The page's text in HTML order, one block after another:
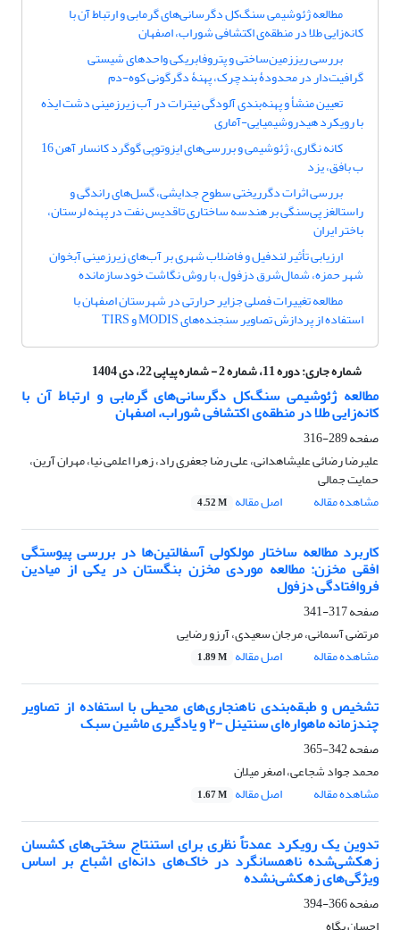
مطالعه ژئوشیمی سنگ‌کل دگرسانی‌های گرمابی و ارتباط آن با
کانه‌زایی طلا در منطقه‌ی اکتشافی شوراب، اصفهان
بررسی ریززمین‌ساختی و پتروفابریکی واحدهای ‌شیستی
گرافیت‌دار در محدودۀ بندچرک، پهنۀ دگرگونی کوه-دم
تعیین منشأ و پهنه‌بندی آلودگی نیترات در آب زیرزمینی دشت ایذه
با رویکرد هیدروشیمیایی-آماری
کانه نگاری، ژئوشیمی و بررسی‌های ایزوتوپی گوگرد کانسار آهن 16
ب بافق، یزد
بررسی اثرات دگرریختی سطوح جدایشی، گسل‌های راندگی و
راستالغز پی‌سنگی بر هندسه ساختاری تاقدیس نفت در پهنه لرستان،
باختر ایران
ارزیابی تأثیر لندفیل و فاضلاب شهری بر آب‌های زیرزمینی آبخوان
شهر حمزه، شمال‌شرق دزفول، با روش نگاشت خود‌سازمان‎ده
مطالعه تغییرات فصلی جزایر حرارتی در شهرستان اصفهان با
استفاده از پردازش تصاویر سنجنده‌های MODIS و TIRS
شماره جاری:دوره 11، شماره 2 - شماره پیاپی 22، دی 1404
مطالعه ژئوشیمی سنگ‌کل دگرسانی‌های گرمابی و ارتباط آن با
کانه‌زایی طلا در منطقه‌ی اکتشافی شوراب، اصفهان
صفحه289-316
علیرضا رضائی علیشاهدانی، علی رضا جعفری راد، زهرا اعلمی نیا، مهران آرین،
حمایت جمالی
مشاهده مقاله
اصل مقاله 4.52 M
کاربرد مطالعه ساختار مولکولی آسفالتین‌ها در بررسی پیوستگی
افقی مخزن: مطالعه موردی مخزن بنگستان در یکی از میادین
فروافتادگی دزفول
صفحه317-341
مرتضی آسمانی، مرجان سعیدی، آرزو رضایی
مشاهده مقاله
اصل مقاله 1.89 M
تشخیص و طبقه‌بندی ناهنجاری‌های محیطی با استفاده از تصاویر
چندزمانه ماهواره‌ای سنتینل -۲ و یادگیری ماشین سبک
صفحه342-365
محمد جواد شجاعی، اصغر میلان
مشاهده مقاله
اصل مقاله 1.67 M
تدوین یک رویکرد عمدتاً نظری برای استنتاج سختی‌های کشسان
زهکشی‌شده ناهمسانگرد در خاک‌های دانه‌ای اشباع بر اساس
ویژگی‌های زهکشی‌نشده
صفحه366-394